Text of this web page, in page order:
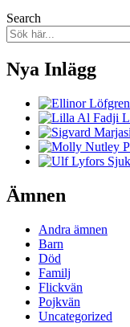
Search
Nya Inlägg
Ämnen
Andra ämnen
Barn
Död
Familj
Flickvän
Pojkvän
Uncategorized